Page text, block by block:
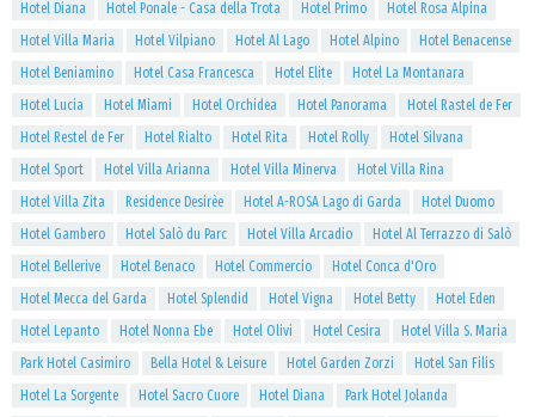
Hotel Diana Hotel Ponale - Casa della Trota Hotel Primo
Hotel Rosa Alpina
Hotel Villa Maria
Hotel Vilpiano Hotel Al Lago Hotel Alpino
Hotel Benacense
Hotel Beniamino
Hotel Casa Francesca Hotel Elite
Hotel La Montanara
Hotel Lucia
Hotel Miami Hotel Orchidea Hotel Panorama
Hotel Rastel de Fer
Hotel Restel de Fer
Hotel Rialto Hotel Rita Hotel Rolly
Hotel Silvana
Hotel Sport
Hotel Villa Arianna Hotel Villa Minerva
Hotel Villa Rina
Hotel Villa Zita
Residence Desirèe Hotel A-ROSA Lago di Garda
Hotel Duomo
Hotel Gambero
Hotel Salò du Parc Hotel Villa Arcadio
Hotel Al Terrazzo di Salò
Hotel Bellerive
Hotel Benaco Hotel Commercio
Hotel Conca d'Oro
Hotel Mecca del Garda
Hotel Splendid Hotel Vigna Hotel Betty
Hotel Eden
Hotel Lepanto
Hotel Nonna Ebe Hotel Olivi Hotel Cesira
Hotel Villa S. Maria
Park Hotel Casimiro
Bella Hotel & Leisure Hotel Garden Zorzi
Hotel San Filis
Hotel La Sorgente
Hotel Sacro Cuore Hotel Diana
Park Hotel Jolanda